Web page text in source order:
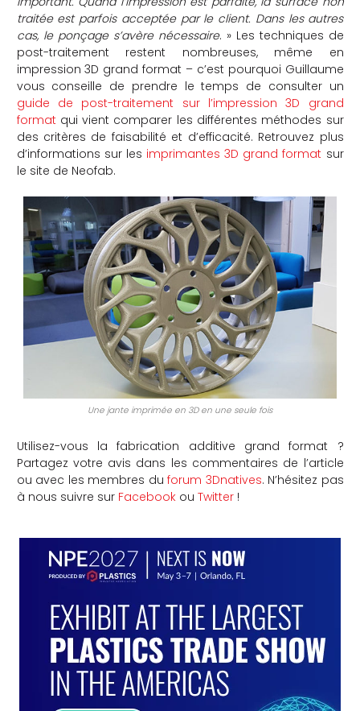
traitée est parfois acceptée par le client. Dans les autres
cas, le ponçage s’avère nécessaire. » Les techniques de
post-traitement restent nombreuses, même en
impression 3D grand format – c’est pourquoi Guillaume
vous conseille de prendre le temps de consulter un
guide de post-traitement sur l’impression 3D grand
format qui vient comparer les différentes méthodes sur
des critères de faisabilité et d’efficacité. Retrouvez plus
d’informations sur les imprimantes 3D grand format sur
le site de Neofab.
Une jante imprimée en 3D en une seule fois
Utilisez-vous la fabrication additive grand format ?
Partagez votre avis dans les commentaires de l’article
ou avec les membres du forum 3Dnatives. N’hésitez pas
à nous suivre sur Facebookou Twitter!